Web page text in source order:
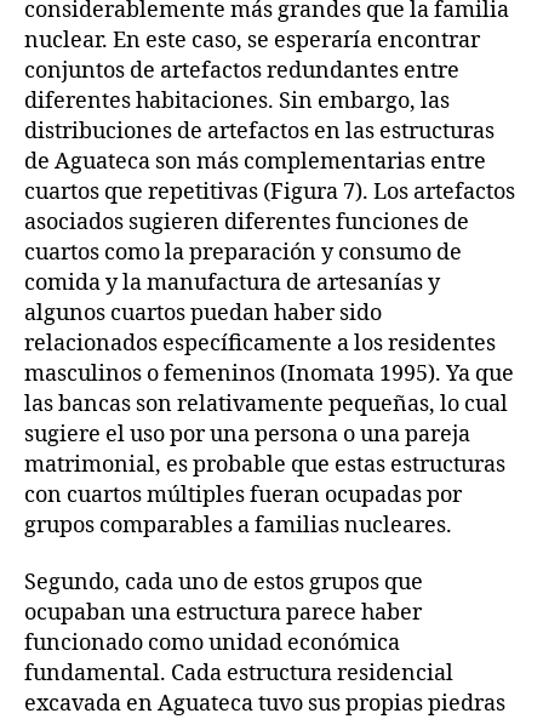
considerablemente más grandes que la familia
nuclear. En este caso, se esperaría encontrar
conjuntos de artefactos redundantes entre
diferentes habitaciones. Sin embargo, las
distribuciones de artefactos en las estructuras
de Aguateca son más complementarias entre
cuartos que repetitivas (Figura 7). Los artefactos
asociados sugieren diferentes funciones de
cuartos como la preparación y consumo de
comida y la manufactura de artesanías y
algunos cuartos puedan haber sido
relacionados específicamente a los residentes
masculinos o femeninos (Inomata 1995). Ya que
las bancas son relativamente pequeñas, lo cual
sugiere el uso por una persona o una pareja
matrimonial, es probable que estas estructuras
con cuartos múltiples fueran ocupadas por
grupos comparables a familias nucleares.
Segundo, cada uno de estos grupos que
ocupaban una estructura parece haber
funcionado como unidad económica
fundamental. Cada estructura residencial
excavada en Aguateca tuvo sus propias piedras